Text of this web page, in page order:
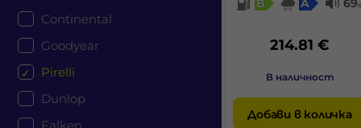
Continental
Goodyear
Pirelli
Dunlop
B A 69
214.81 €
В наличност
Добави в количка